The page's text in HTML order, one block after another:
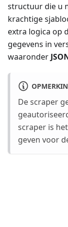
structuur die u
krachtige
extra logica op
gegevens in
waaronder
De scraper
scraper is
geven voor